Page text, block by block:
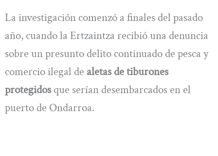
La investigación comenzó a finales del pasado
año, cuando la Ertzaintza recibió una denuncia
sobre un presunto delito continuado de pesca y
comercio ilegal de aletas de tiburones
protegidosque serían desembarcados en el
puerto de Ondarroa.